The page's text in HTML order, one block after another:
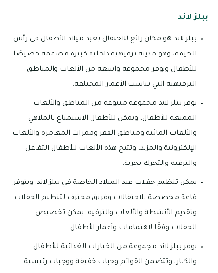
ببلز لاند
ببلز لاند هو مكان رائع للاحتفال بعيد ميلاد الأطفال في رأس
الخيمة، وهو مدينة ترفيهية داخلية كبيرة مصممة خصيصًا
للأطفال ويوفر مجموعة واسعة من الألعاب والمناطق
الترفيهية التي تناسب الأعمار المختلفة.
يوفر ببلز لاند مجموعة متنوعة من المناطق والألعاب
الممتعة للأطفال، ويمكن للأطفال الاستمتاع بالملاهي
والألعاب المائية ومناطق القفز وممرات المغامرة والألعاب
الإلكترونية والمزيد، وتتيح هذه الألعاب للأطفال التفاعل
والترفيه والتحرك بحرية.
يمكن تنظيم حفلات عيد الميلاد الخاصة في ببلز لاند، ويتوفر
قاعة مخصصة للاحتفالات وفريق محترف لتنظيم الحفلات
وتقديم الأنشطة والألعاب والترفيه. يمكن تخصيص
الحفلات وفقًا لاهتمامات وأعمار الأطفال.
يوفر ببلز لاند مجموعة من الخيارات الغذائية للأطفال
والكبار، وتتضمن القوائم وجبات خفيفة ووجبات رئيسية